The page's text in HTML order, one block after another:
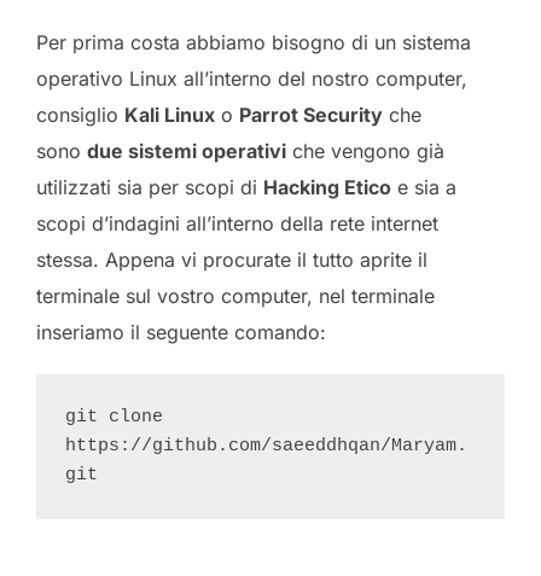
Per prima costa abbiamo bisogno di un sistema
operativo Linux all’interno del nostro computer,
consiglio Kali Linux o Parrot Security che
sono due sistemi operativi che vengono già
utilizzati sia per scopi di Hacking Etico e sia a
scopi d’indagini all’interno della rete internet
stessa. Appena vi procurate il tutto aprite il
terminale sul vostro computer, nel terminale
inseriamo il seguente comando:
git clone
https://github.com/saeeddhqan/Maryam.
git